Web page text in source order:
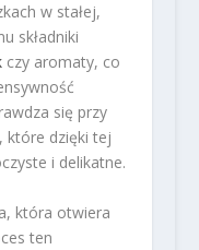
w stałej,
składniki
czy aromaty, co
się przy
które dzięki tej
i delikatne.
która otwiera
ten